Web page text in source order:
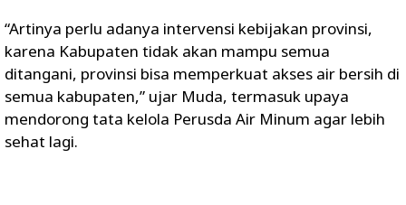
“Artinya perlu adanya intervensi kebijakan provinsi,
karena Kabupaten tidak akan mampu semua
ditangani, provinsi bisa memperkuat akses air bersih di
semua kabupaten,” ujar Muda, termasuk upaya
mendorong tata kelola Perusda Air Minum agar lebih
sehat lagi.